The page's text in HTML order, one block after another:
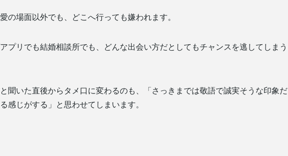
の場面以外でも、どこへ行っても嫌われます。
プリでも結婚相談所でも、どんな出会い方だとしてもチャンスを逃してしまう
聞いた直後からタメ口に変わるのも、「さっきまでは敬語で誠実そうな印象だ
感じがする」と思わせてしまいます。